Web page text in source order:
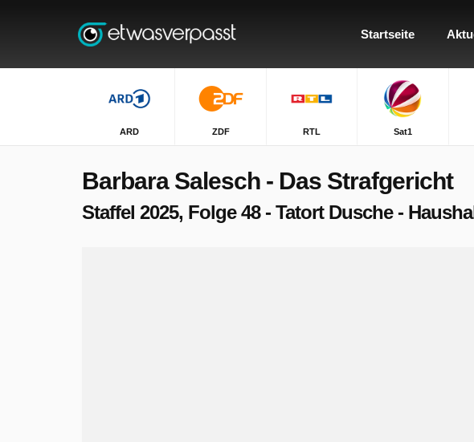
Startseite
ARD ZDF RTL Sat1
Barbara Salesch - Das Strafgericht
Staffel 2025, Folge 48 - Tatort Dusche -